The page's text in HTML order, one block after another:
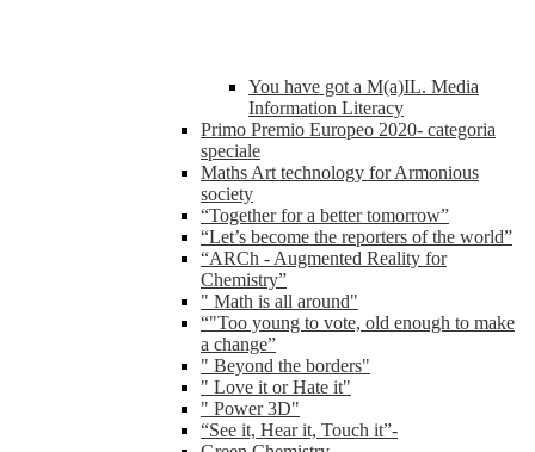
You have got a M(a)IL. Media
Information Literacy
Primo Premio Europeo 2020- categoria
speciale
Maths Art technology for Armonious
society
“Together for a better tomorrow”
“Let’s become the reporters of the world”
“ARCh - Augmented Reality for
Chemistry”
" Math is all around"
“"Too young to vote, old enough to make
a change”
" Beyond the borders"
" Love it or Hate it"
" Power 3D"
“See it, Hear it, Touch it”-